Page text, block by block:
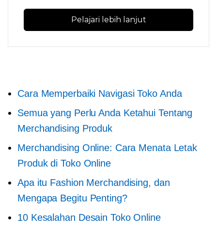
Pelajari lebih lanjut
Cara Memperbaiki Navigasi Toko Anda
Semua yang Perlu Anda Ketahui Tentang
Merchandising Produk
Merchandising Online: Cara Menata Letak
Produk di Toko Online
Apa itu Fashion Merchandising, dan
Mengapa Begitu Penting?
10 Kesalahan Desain Toko Online